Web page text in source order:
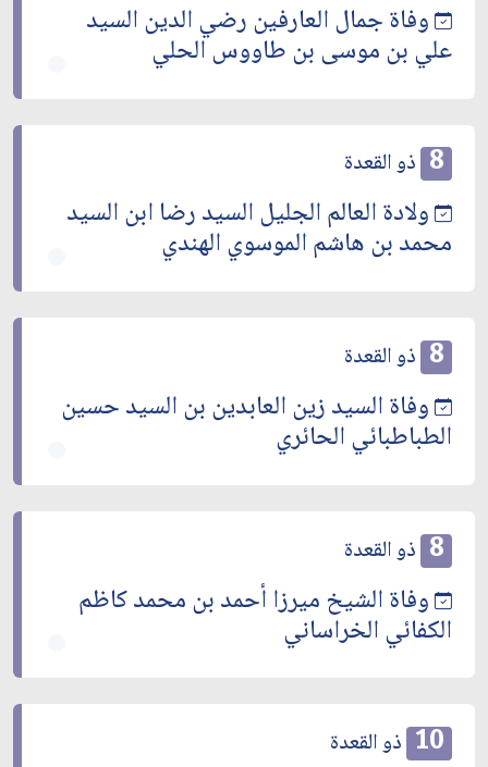
وفاة جمال العارفين رضي الدين السيد
علي بن موسى بن طاووس الحلي
8 ذو القعدة
ولادة العالم الجليل السيد رضا ابن السيد
محمد بن هاشم الموسوي الهندي
8 ذو القعدة
وفاة السيد زين العابدين بن السيد حسين
الطباطبائي الحائري
8 ذو القعدة
وفاة الشيخ ميرزا أحمد بن محمد كاظم
الكفائي الخراساني
10 ذو القعدة